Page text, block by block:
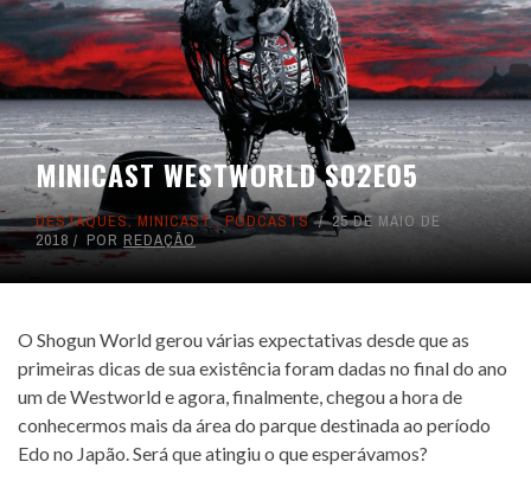
MINICAST WESTWORLD S02E05
DESTAQUES, MINICAST ,PODCASTS
25 DE MAIO DE
2018
POR REDAÇÃO
O Shogun World gerou várias expectativas desde que as
primeiras dicas de sua existência foram dadas no final do ano
um de Westworld e agora, finalmente, chegou a hora de
conhecermos mais da área do parque destinada ao período
Edo no Japão. Será que atingiu o que esperávamos?